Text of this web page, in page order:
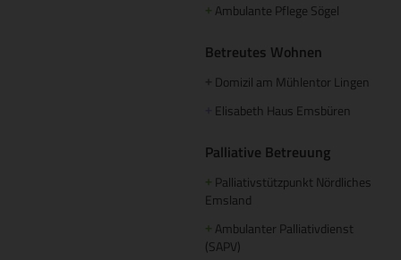
+ Ambulante Pflege Sögel
Betreutes Wohnen
Domizil am Mühlentor Lingen
Elisabeth Haus Emsbüren
Palliative Betreuung
+ Palliativstützpunkt Nördliches
Emsland
+ Ambulanter Palliativdienst
(SAPV)